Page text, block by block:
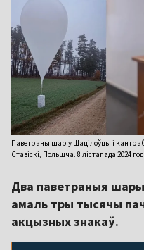
Паветраны шар у Шацілоўцы і
Ставіскі, Польшча. 8 лістапада 2024
Два паветраныя
амаль тры тысячы
акцызных знакаў.